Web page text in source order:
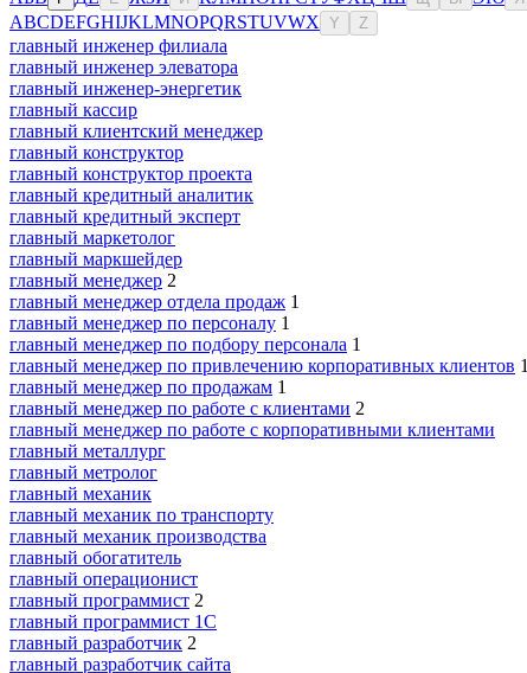
ABCDEFGHIJKLMNOPQRSTUVWX Y Z
главный инженер филиала
главный инженер элеватора
главный инженер-энергетик
главный кассир
главный клиентский менеджер
главный конструктор
главный конструктор проекта
главный кредитный аналитик
главный кредитный эксперт
главный маркетолог
главный маркшейдер
главный менеджер 2
главный менеджер отдела продаж 1
главный менеджер по персоналу 1
главный менеджер по подбору персонала 1
главный менеджер по привлечению корпоративных клиентов 1
главный менеджер по продажам 1
главный менеджер по работе с клиентами 2
главный менеджер по работе с корпоративными клиентами
главный металлург
главный метролог
главный механик
главный механик по транспорту
главный механик производства
главный обогатитель
главный операционист
главный программист 2
главный программист 1С
главный разработчик 2
главный разработчик сайта